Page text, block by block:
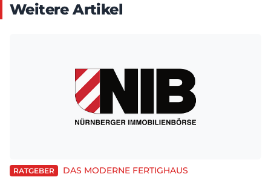
Weitere Artikel
RATGEBER DAS MODERNE FERTIGHAUS